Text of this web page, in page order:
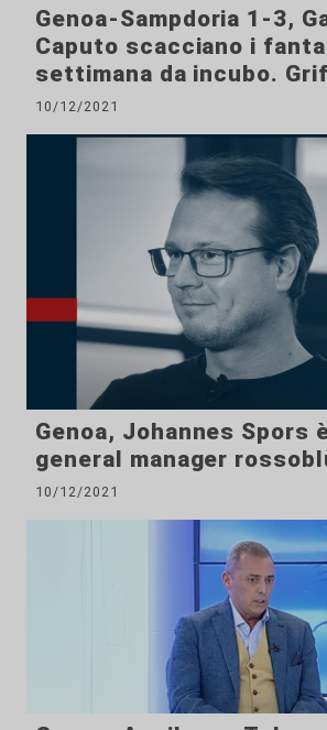
Genoa-Sampdoria 1-3,
Caputo scacciano i
settimana da incubo.
10/12/2021
Genoa, Johannes Spors
general manager
10/12/2021